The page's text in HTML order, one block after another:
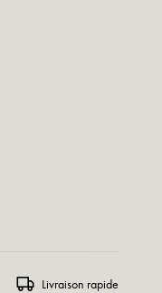
Livraison rapide